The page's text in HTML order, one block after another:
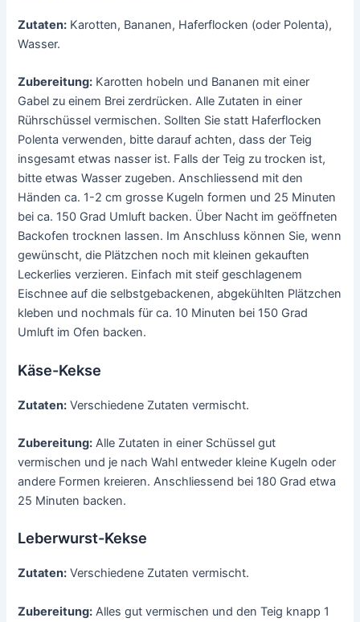
Zutaten: Karotten, Bananen, Haferflocken (oder Polenta),
Wasser.
Zubereitung: Karotten hobeln und Bananen mit einer
Gabel zu einem Brei zerdrücken. Alle Zutaten in einer
Rührschüssel vermischen. Sollten Sie statt Haferflocken
Polenta verwenden, bitte darauf achten, dass der Teig
insgesamt etwas nasser ist. Falls der Teig zu trocken ist,
bitte etwas Wasser zugeben. Anschliessend mit den
Händen ca. 1-2 cm grosse Kugeln formen und 25 Minuten
bei ca. 150 Grad Umluft backen. Über Nacht im geöffneten
Backofen trocknen lassen. Im Anschluss können Sie, wenn
gewünscht, die Plätzchen noch mit kleinen gekauften
Leckerlies verzieren. Einfach mit steif geschlagenem
Eischnee auf die selbstgebackenen, abgekühlten Plätzchen
kleben und nochmals für ca. 10 Minuten bei 150 Grad
Umluft im Ofen backen.
Käse-Kekse
Zutaten: Verschiedene Zutaten vermischt.
Zubereitung: Alle Zutaten in einer Schüssel gut
vermischen und je nach Wahl entweder kleine Kugeln oder
andere Formen kreieren. Anschliessend bei 180 Grad etwa
25 Minuten backen.
Leberwurst-Kekse
Zutaten: Verschiedene Zutaten vermischt.
Zubereitung: Alles gut vermischen und den Teig knapp 1